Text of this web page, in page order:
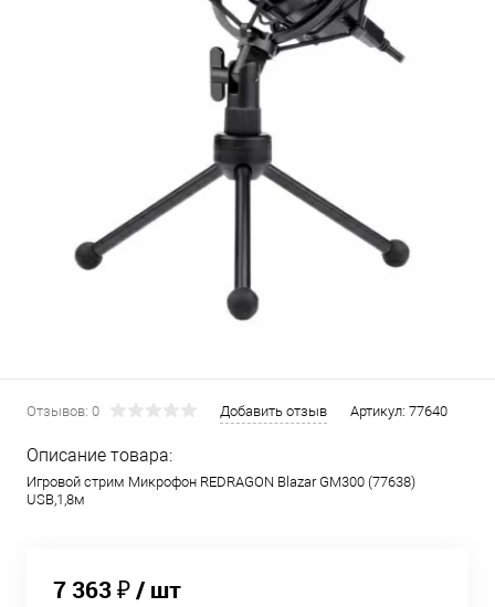
Отзывов: 0 Добавить отзыв Артикул: 77640
Описание товара:
Игровой стрим Микрофон REDRAGON Blazar GM300 (77638)
USB,1,8м
7 363 ₽/ шт